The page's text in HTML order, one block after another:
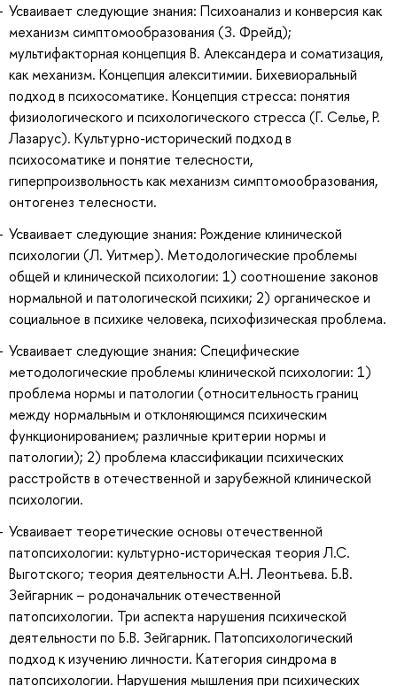
Усваивает следующие знания: Психоанализ и конверсия как
механизм симптомообразования (З. Фрейд);
мультифакторная концепция В. Александера и соматизация,
как механизм. Концепция алекситимии. Бихевиоральный
подход в психосоматике. Концепция стресса: понятия
физиологического и психологического стресса (Г. Селье, Р.
Лазарус). Культурно-исторический подход в
психосоматике и понятие телесности,
гиперпроизвольность как механизм симптомообразования,
онтогенез телесности.
Усваивает следующие знания: Рождение клинической
психологии (Л. Уитмер). Методологические проблемы
общей и клинической психологии: 1) соотношение законов
нормальной и патологической психики; 2) органическое и
социальное в психике человека, психофизическая проблема.
Усваивает следующие знания: Специфические
методологические проблемы клинической психологии: 1)
проблема нормы и патологии (относительность границ
между нормальным и отклоняющимся психическим
функционированием; различные критерии нормы и
патологии); 2) проблема классификации психических
расстройств в отечественной и зарубежной клинической
психологии.
Усваивает теоретические основы отечественной
патопсихологии: культурно-историческая теория Л.С.
Выготского; теория деятельности А.Н. Леонтьева. Б.В.
Зейгарник – родоначальник отечественной
патопсихологии. Три аспекта нарушения психической
деятельности по Б.В. Зейгарник. Патопсихологический
подход к изучению личности. Категория синдрома в
патопсихологии. Нарушения мышления при психических